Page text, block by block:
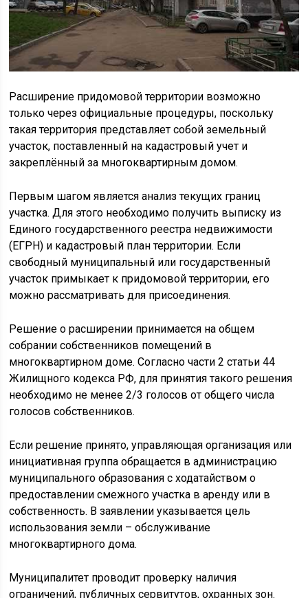
Расширение придомовой территории возможно
только через официальные процедуры, поскольку
такая территория представляет собой земельный
участок, поставленный на кадастровый учет и
закреплённый за многоквартирным домом.
Первым шагом является анализ текущих границ
участка. Для этого необходимо получить выписку из
Единого государственного реестра недвижимости
(ЕГРН) и кадастровый план территории. Если
свободный муниципальный или государственный
участок примыкает к придомовой территории, его
можно рассматривать для присоединения.
Решение о расширении принимается на общем
собрании собственников помещений в
многоквартирном доме. Согласно части 2 статьи 44
Жилищного кодекса РФ, для принятия такого решения
необходимо не менее 2/3 голосов от общего числа
голосов собственников.
Если решение принято, управляющая организация или
инициативная группа обращается в администрацию
муниципального образования с ходатайством о
предоставлении смежного участка в аренду или в
собственность. В заявлении указывается цель
использования земли – обслуживание
многоквартирного дома.
Муниципалитет проводит проверку наличия
ограничений, публичных сервитутов, охранных зон.